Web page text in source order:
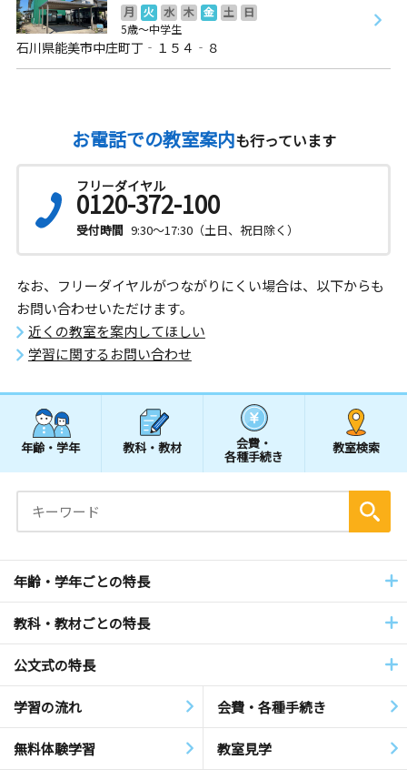
月 火 水 木 金 土
日
5歳～中学生
石川県能美市中庄町丁‐１５４‐８
お電話での教室案内も行っています
フリーダイヤル
0120-372-100
受付時間 9:30～17:30（土日、祝日除く）
なお、フリーダイヤルがつながりにくい場合は、以下からも
お問い合わせいただけます。
近くの教室を案内してほしい
学習に関するお問い合わせ
年齢・学年 教科・教材 会費・
各種手続き
教室検索
年齢・学年ごとの特長
教科・教材ごとの特長
公文式の特長
学習の流れ 会費・各種手続き
無料体験学習 教室見学